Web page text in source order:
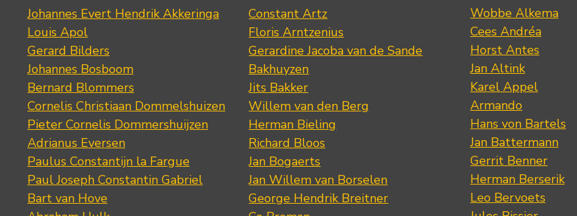
Johannes Evert Hendrik Akkeringa
Louis Apol
Gerard Bilders
Johannes Bosboom
Bernard Blommers
Cornelis Christiaan Dommelshuizen
Pieter Cornelis Dommershuijzen
Adrianus Eversen
Paulus Constantijn la Fargue
Paul Joseph Constantin Gabriel
Bart van Hove
Constant Artz
Floris Arntzenius
Gerardine Jacoba van de Sande
Bakhuyzen
Jits Bakker
Willem van den Berg
Herman Bieling
Richard Bloos
Jan Bogaerts
Jan Willem van Borselen
George Hendrik Breitner
Wobbe Alkema
Cees Andréa
Horst Antes
Jan Altink
Karel Appel
Armando
Hans von Bartels
Jan Battermann
Gerrit Benner
Herman Berserik
Leo Bervoets